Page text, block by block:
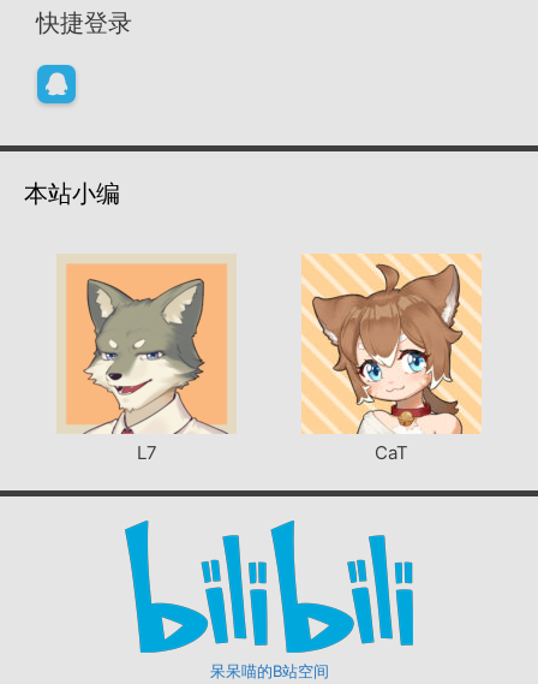
快捷登录
本站小编
L7 CaT
呆呆喵的B站空间